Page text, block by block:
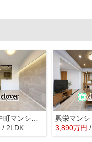
/ 2LDK 3,890万円